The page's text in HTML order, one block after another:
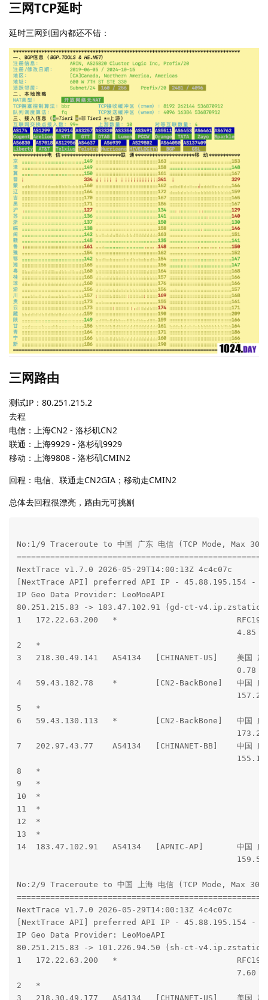
三网TCP延时
延时三网到国内都还不错：
三网路由
测试IP：80.251.215.2
去程
电信：上海CN2 - 洛杉矶CN2
联通：上海9929 - 洛杉矶9929
移动：上海9808 - 洛杉矶CMIN2
回程：电信、联通走CN2GIA；移动走CMIN2
总体去回程很漂亮，路由无可挑剔